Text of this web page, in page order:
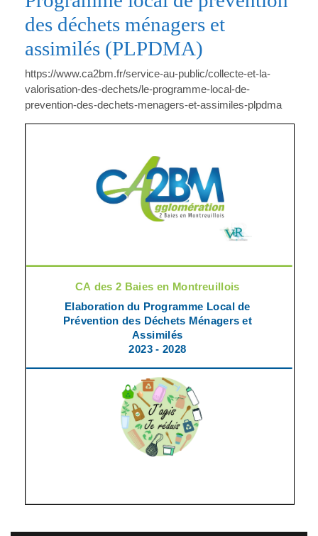
des déchets ménagers et
assimilés (PLPDMA)
https://www.ca2bm.fr/service-au-public/collecte-et-la-
valorisation-des-dechets/le-programme-local-de-
prevention-des-dechets-menagers-et-assimiles-plpdma